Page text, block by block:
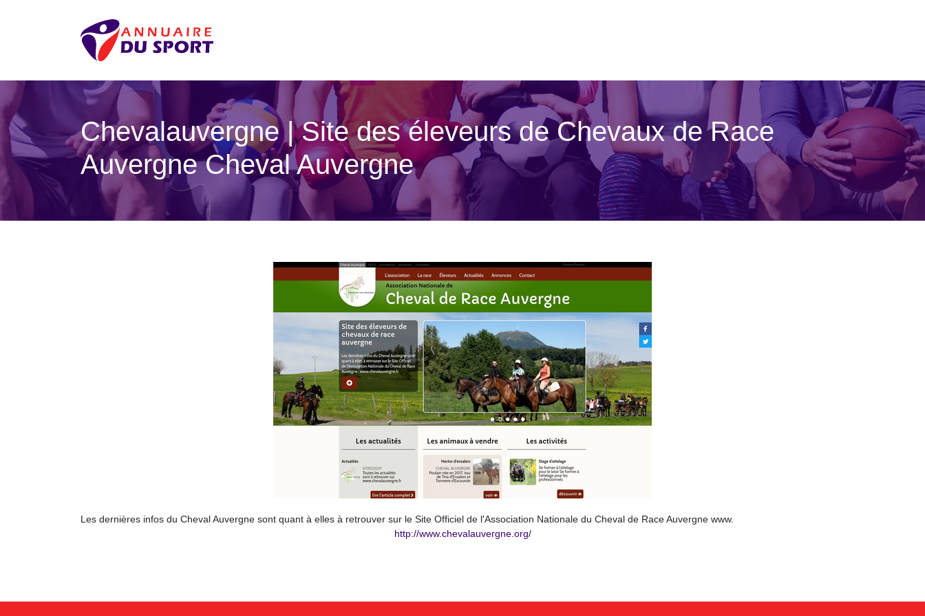
Chevalau­vergne | Site des éleveurs de Chevaux de Race
Auvergne Cheval Auvergne
Les dernières infos du Cheval Auvergne sont quant à elles à retrouver sur le Site Officiel de l'Association Nationale du Cheval de Race Auvergne www.
http://www.chevalauvergne.org/